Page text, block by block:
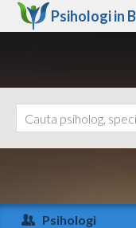
Psihologi in
Arad
Psihologi